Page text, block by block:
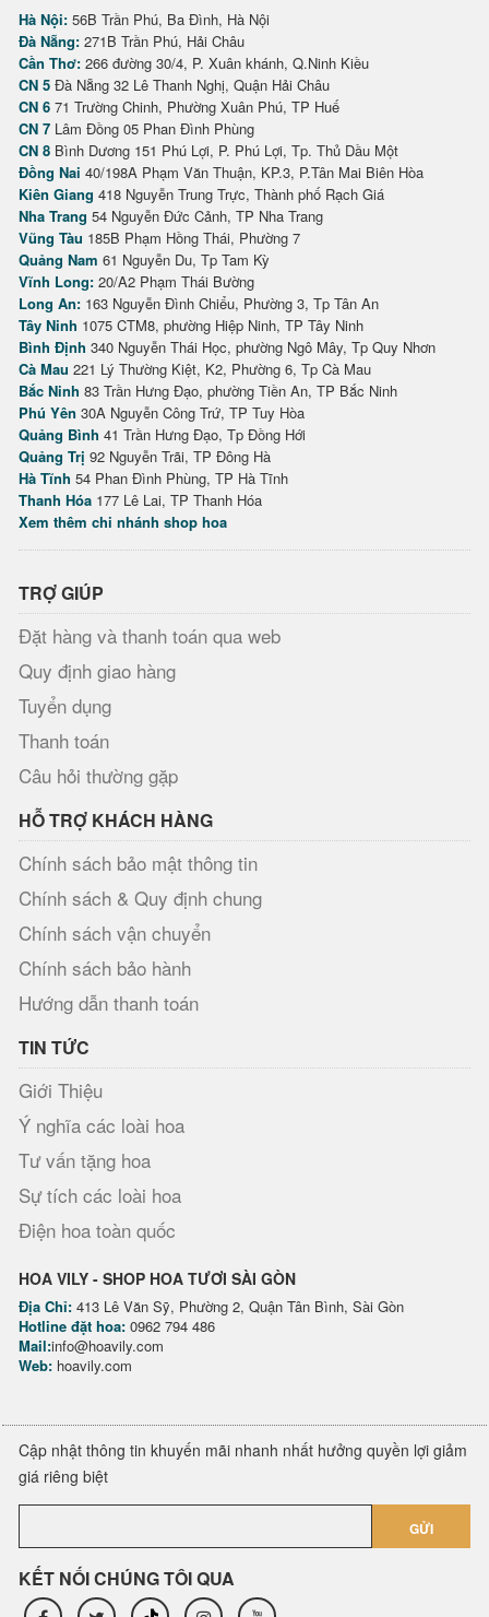
Hà Nội: 56B Trần Phú, Ba Đình, Hà Nội
Đà Nẵng: 271B Trần Phú, Hải Châu
Cần Thơ: 266 đường 30/4, P. Xuân khánh, Q.Ninh Kiều
CN 5 Đà Nẵng 32 Lê Thanh Nghị, Quận Hải Châu
CN 6 71 Trường Chinh, Phường Xuân Phú, TP Huế
CN 7 Lâm Đồng 05 Phan Đình Phùng
CN 8 Bình Dương 151 Phú Lợi, P. Phú Lợi, Tp. Thủ Dầu Một
Đồng Nai 40/198A Phạm Văn Thuận, KP.3, P.Tân Mai Biên Hòa
Kiên Giang 418 Nguyễn Trung Trực, Thành phố Rạch Giá
Nha Trang 54 Nguyễn Đức Cảnh, TP Nha Trang
Vũng Tàu 185B Phạm Hồng Thái, Phường 7
Quảng Nam 61 Nguyễn Du, Tp Tam Kỳ
Vĩnh Long: 20/A2 Phạm Thái Bường
Long An: 163 Nguyễn Đình Chiểu, Phường 3, Tp Tân An
Tây Ninh 1075 CTM8, phường Hiệp Ninh, TP Tây Ninh
Bình Định 340 Nguyễn Thái Học, phường Ngô Mây, Tp Quy Nhơn
Cà Mau 221 Lý Thường Kiệt, K2, Phường 6, Tp Cà Mau
Bắc Ninh 83 Trần Hưng Đạo, phường Tiền An, TP Bắc Ninh
Phú Yên 30A Nguyễn Công Trứ, TP Tuy Hòa
Quảng Bình 41 Trần Hưng Đạo, Tp Đồng Hới
Quảng Trị 92 Nguyễn Trãi, TP Đông Hà
Hà Tĩnh 54 Phan Đình Phùng, TP Hà Tĩnh
Thanh Hóa 177 Lê Lai, TP Thanh Hóa
Xem thêm chi nhánh shop hoa
TRỢ GIÚP
Đặt hàng và thanh toán qua web
Quy định giao hàng
Tuyển dụng
Thanh toán
Câu hỏi thường gặp
HỖ TRỢ KHÁCH HÀNG
Chính sách bảo mật thông tin
Chính sách & Quy định chung
Chính sách vận chuyển
Chính sách bảo hành
Hướng dẫn thanh toán
TIN TỨC
Giới Thiệu
Ý nghĩa các loài hoa
Tư vấn tặng hoa
Sự tích các loài hoa
Điện hoa toàn quốc
HOA VILY - SHOP HOA TƯƠI SÀI GÒN
Địa Chỉ: 413 Lê Văn Sỹ, Phường 2, Quận Tân Bình, Sài Gòn
Hotline đặt hoa: 0962 794 486
Mail:info@hoavily.com
Web: hoavily.com
Cập nhật thông tin khuyến mãi nhanh nhất hưởng quyền lợi giảm
giá riêng biệt
GỬI
KẾT NỐI CHÚNG TÔI QUA